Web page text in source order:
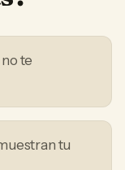
te
tu